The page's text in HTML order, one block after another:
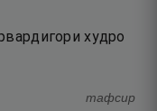
худро
тафсир